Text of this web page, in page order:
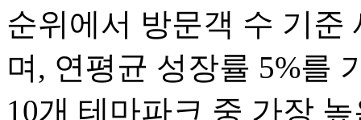
순위에서 방문객 수 기준
며, 연평균 성장률 5%를
10개 테마파크 중 가장